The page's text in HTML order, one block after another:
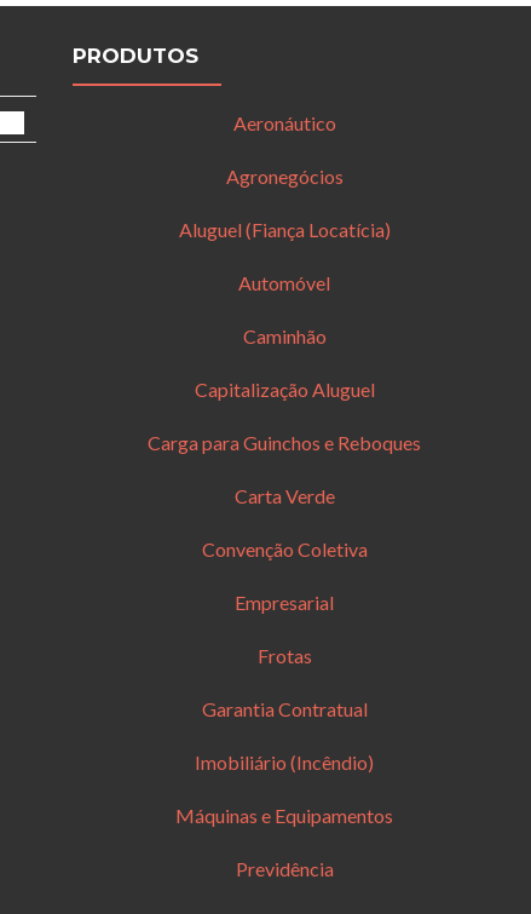
PRODUTOS
Aeronáutico
Agronegócios
Aluguel (Fiança Locatícia)
Automóvel
Caminhão
Capitalização Aluguel
Carga para Guinchos e Reboques
Carta Verde
Convenção Coletiva
Empresarial
Frotas
Garantia Contratual
Imobiliário (Incêndio)
Máquinas e Equipamentos
Previdência